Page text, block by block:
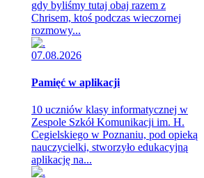
gdy byliśmy tutaj obaj razem z
Chrisem, ktoś podczas wieczornej
rozmowy...
07.08.2026
Pamięć w aplikacji
10 uczniów klasy informatycznej w
Zespole Szkół Komunikacji im. H.
Cegielskiego w Poznaniu, pod opieką
nauczycielki, stworzyło edukacyjną
aplikację na...